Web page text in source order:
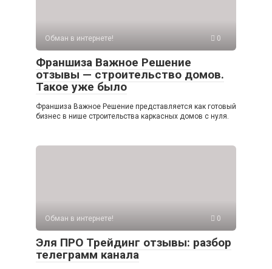
Обман в интернете! 0
Франшиза Важное Решение
отзывы — строительство домов.
Такое уже было
Франшиза Важное Решение представляется как готовый
бизнес в нише строительства каркасных домов с нуля.
Обман в интернете! 0
Эля ПРО Трейдинг отзывы: разбор
телеграмм канала